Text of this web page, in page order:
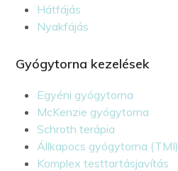
Hátfájás
Nyakfájás
Gyógytorna kezelések
Egyéni gyógytorna
McKenzie gyógytorna
Schroth terápia
Állkapocs gyógytorna (TMI)
Komplex testtartásjavítás